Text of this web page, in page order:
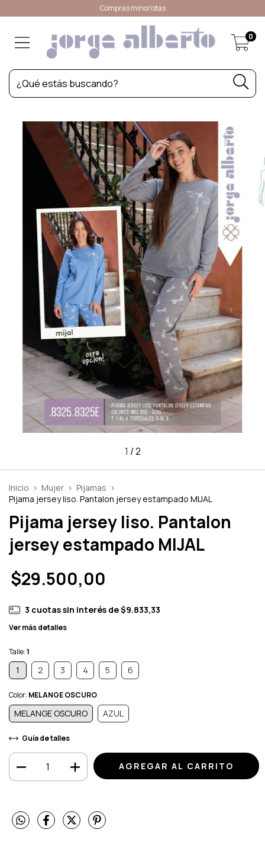
Compras minoristas
0
1 /2
Inicio > Mujer > Pijamas >
Pijama jersey liso. Pantalon jersey estampado MIJAL
Pijama jersey liso. Pantalon
jersey estampado MIJAL
$29.500,00
3 cuotas sin interés de$9.833,33
Ver más detalles
Talle:1
1 2 3 4 5 6
Color: MELANGE OSCURO
MELANGE OSCURO AZUL
Guía de talles